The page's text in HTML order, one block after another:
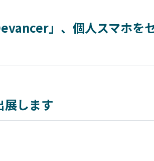
」、個人スマホを
展します